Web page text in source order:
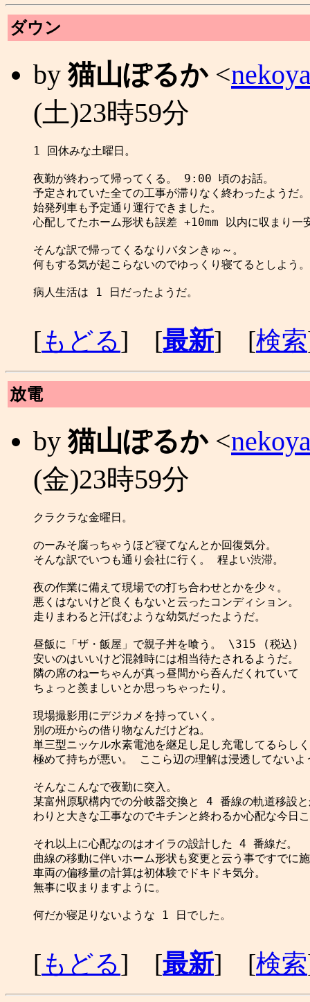
ダウン
by猫山ぽるか <
(土)23時59分
1 回休みな土曜日。
夜勤が終わって帰ってくる。 9:00 頃のお話。
予定されていた全ての工事が滞りなく終わったようだ。
始発列車も予定通り運行できました。
心配してたホーム形状も誤差 +10mm 以内に収まり一
そんな訳で帰ってくるなりバタンきゅ～。
何もする気が起こらないのでゆっくり寝てるとしよう。
病人生活は 1 日だったようだ。
[もどる] [最新] [検索
放電
by猫山ぽるか <
(金)23時59分
クラクラな金曜日。
のーみそ腐っちゃうほど寝てなんとか回復気分。
そんな訳でいつも通り会社に行く。 程よい渋滞。
夜の作業に備えて現場での打ち合わせとかを少々。
悪くはないけど良くもないと云ったコンディション。
走りまわると汗ばむような幼気だったようだ。
昼飯に「ザ・飯屋」で親子丼を喰う。 \315 (税込)
安いのはいいけど混雑時には相当待たされるようだ。
隣の席のねーちゃんが真っ昼間から呑んだくれていて
ちょっと羨ましいとか思っちゃったり。
現場撮影用にデジカメを持っていく。
別の班からの借り物なんだけどね。
単三型ニッケル水素電池を継足し足し充電してるらしく
極めて持ちが悪い。 ここら辺の理解は浸透してないよ
そんなこんなで夜勤に突入。
某富州原駅構内での分岐器交換と 4 番線の軌道移設
わりと大きな工事なのでキチンと終わるか心配な今日
それ以上に心配なのはオイラの設計した 4 番線だ。
曲線の移動に伴いホーム形状も変更と云う事ですでに
車両の偏移量の計算は初体験でドキドキ気分。
無事に収まりますように。
何だか寝足りないような 1 日でした。
[もどる] [最新] [検索